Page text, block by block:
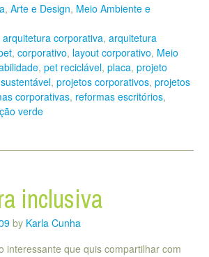
, Arte e Design, Meio Ambiente e
arquitetura corporativa, arquitetura
, corporativo, layout corporativo, Meio
, pet reciclável, placa, projeto
, projetos corporativos, projetos
corporativas, reformas escritórios,
verde
inclusiva
by Karla Cunha
interessante que quis compartilhar com